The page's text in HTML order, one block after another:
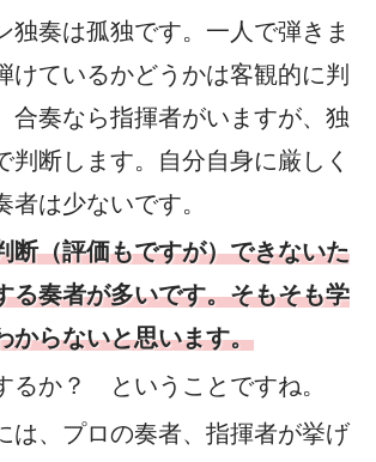
独奏は孤独です。一人で弾きま
けているかどうかは客観的に判
合奏なら指揮者がいますが、独
判断します。自分自身に厳しく
者は少ないです。
断（評価もですが）できないた
る奏者が多いです。そもそも学
からないと思います。
るか？ ということですね。
は、プロの奏者、指揮者が挙げ